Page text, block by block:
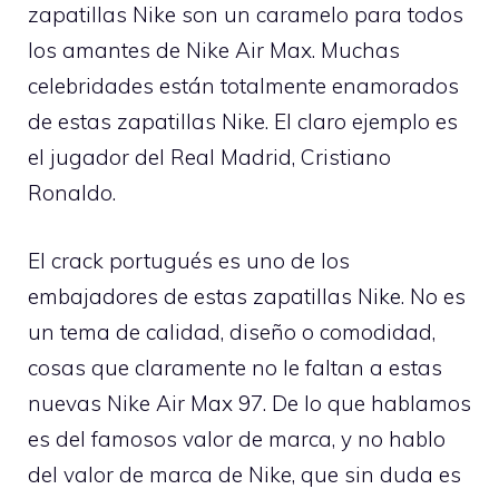
zapatillas Nike son un caramelo para todos
los amantes de Nike Air Max. Muchas
celebridades están totalmente enamorados
de estas zapatillas Nike. El claro ejemplo es
el jugador del Real Madrid, Cristiano
Ronaldo.
El crack portugués es uno de los
embajadores de estas zapatillas Nike. No es
un tema de calidad, diseño o comodidad,
cosas que claramente no le faltan a estas
nuevas Nike Air Max 97. De lo que hablamos
es del famosos valor de marca, y no hablo
del valor de marca de Nike, que sin duda es